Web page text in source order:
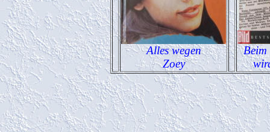
Alles wegen
Zoey
Beim